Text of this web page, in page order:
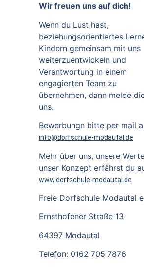
Wir freuen uns auf dich!
Wenn du Lust hast,
beziehungsorientiertes
Kindern gemeinsam mit uns
weiterzuentwickeln und
Verantwortung in einem
engagierten Team zu
übernehmen, dann melde
uns.
Bewerbungn bitte per mail
info@dorfschule-modautal.de
Mehr über uns, unsere
unser Konzept erfährst du
www.dorfschule-modautal.de
Freie Dorfschule Modautal
Ernsthofener Straße 13
64397 Modautal
Telefon: 0162 705 7876